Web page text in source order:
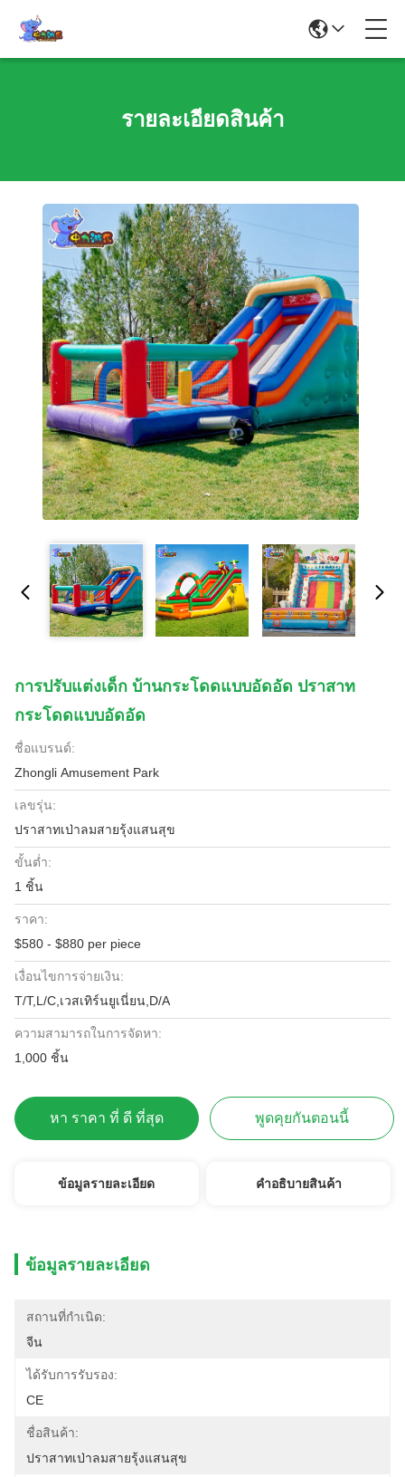
รายละเอียดสินค้า
การปรับแต่งเด็ก บ้านกระโดดแบบอัดอัด ปราสาท
กระโดดแบบอัดอัด
ชื่อแบรนด์:
Zhongli Amusement Park
เลขรุ่น:
ปราสาทเป่าลมสายรุ้งแสนสุข
ขั้นต่ำ:
1 ชิ้น
ราคา:
$580 - $880 per piece
เงื่อนไขการจ่ายเงิน:
T/T,L/C,เวสเทิร์นยูเนี่ยน,D/A
ความสามารถในการจัดหา:
1,000 ชิ้น
หา ราคา ที่ ดี ที่สุด พูดคุยกันตอนนี้
ข้อมูลรายละเอียด คําอธิบายสินค้า
ข้อมูลรายละเอียด
สถานที่กำเนิด:
จีน
ได้รับการรับรอง:
CE
ชื่อสินค้า:
ปราสาทเป่าลมสายรุ้งแสนสุข